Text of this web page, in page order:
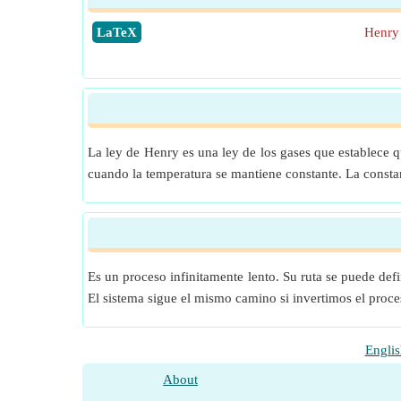
​LaTeX Henry
La ley de Henry es una ley de los gases que
cuando la temperatura se mantiene constante. La
Es un proceso infinitamente lento. Su ruta se puede
El sistema sigue el mismo camino si invertimos el
About